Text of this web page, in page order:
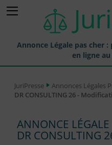
Annonce Légale pas cher
en ligne
Annonces Légales Publiées
Journaux Habilités (JAL)
JuriPresse
Annonces Légales
DR CONSULTING 26 -
ANNONCE
DR CONSULTING